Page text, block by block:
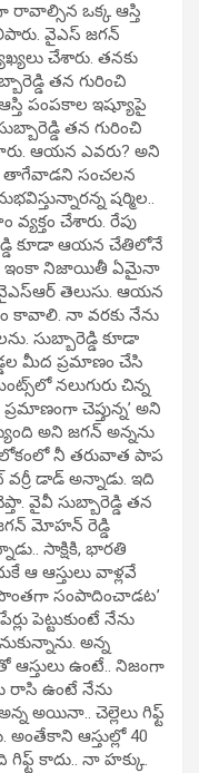
రావాల్సిన ఒక్క ఆస్తి
వైఎస్ జగన్
చేశారు. తనకు
తన గురించి
పంపకాల ఇష్యూపై
తన గురించి
ఆయన ఎవరు? అని
తాగేవాడని సంచలన
షర్మిల..
చేశారు. రేపు
కూడా ఆయన చేతిలోనే
ఇంకా నిజాయితీ ఏమైనా
వైఎస్ఆర్ తెలుసు. ఆయన
కావాలి. నా వరకు నేను
సుబ్బారెడ్డి కూడా
మీద ప్రమాణం చేసి
నలుగురు చిన్న
చెప్తున్న’ అని
అని జగన్ అన్నను
నీ తరువాత పాప
డాడ్ అన్నాడు. ఇది
వైవీ సుబ్బారెడ్డి తన
మోహన్ రెడ్డి
సాక్షికి, భారతి
ఆ ఆస్తులు వాళ్లవే
సంపాదించాడట’
పెట్టుకుంటే నేను
అన్న
ఆస్తులు ఉంటే.. నిజంగా
రాసి ఉంటే నేను
అయినా.. చెల్లెలు గిఫ్ట్
ఆస్తుల్లో 40
కాదు.. నా హక్కు.